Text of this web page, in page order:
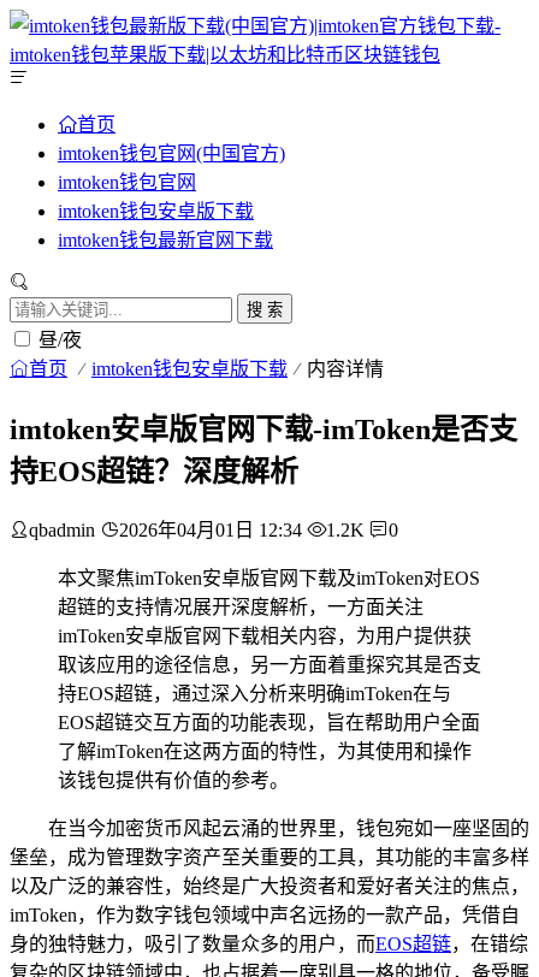
首页
imtoken钱包官网(中国官方)
imtoken钱包官网
imtoken钱包安卓版下载
imtoken钱包最新官网下载
搜 索
昼/夜
首页 imtoken钱包安卓版下载 内容详情
imtoken安卓版官网下载-imToken是否支
持EOS超链？深度解析
qbadmin 2026年04月01日 12:34 1.2K 0
本文聚焦imToken安卓版官网下载及imToken对EOS
超链的支持情况展开深度解析，一方面关注
imToken安卓版官网下载相关内容，为用户提供获
取该应用的途径信息，另一方面着重探究其是否支
持EOS超链，通过深入分析来明确imToken在与
EOS超链交互方面的功能表现，旨在帮助用户全面
了解imToken在这两方面的特性，为其使用和操作
该钱包提供有价值的参考。
在当今加密货币风起云涌的世界里，钱包宛如一座坚固的
堡垒，成为管理数字资产至关重要的工具，其功能的丰富多样
以及广泛的兼容性，始终是广大投资者和爱好者关注的焦点，
imToken，作为数字钱包领域中声名远扬的一款产品，凭借自
身的独特魅力，吸引了数量众多的用户，而EOS超链，在错综
复杂的区块链领域中，也占据着一席别具一格的地位，备受瞩